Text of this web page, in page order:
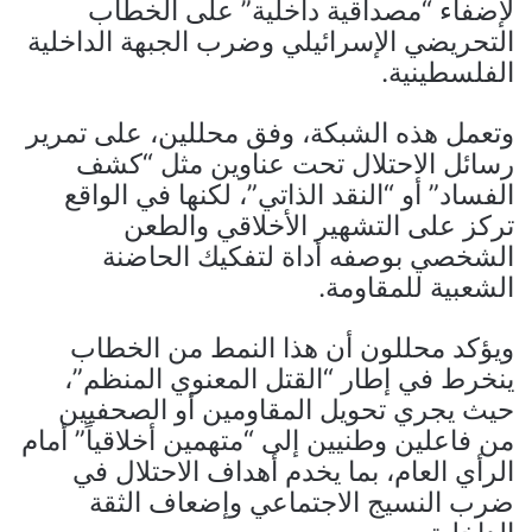
لإضفاء “مصداقية داخلية” على الخطاب
التحريضي الإسرائيلي وضرب الجبهة الداخلية
الفلسطينية.
وتعمل هذه الشبكة، وفق محللين، على تمرير
رسائل الاحتلال تحت عناوين مثل “كشف
الفساد” أو “النقد الذاتي”، لكنها في الواقع
تركز على التشهير الأخلاقي والطعن
الشخصي بوصفه أداة لتفكيك الحاضنة
الشعبية للمقاومة.
ويؤكد محللون أن هذا النمط من الخطاب
ينخرط في إطار “القتل المعنوي المنظم”،
حيث يجري تحويل المقاومين أو الصحفيين
من فاعلين وطنيين إلى “متهمين أخلاقياً” أمام
الرأي العام، بما يخدم أهداف الاحتلال في
ضرب النسيج الاجتماعي وإضعاف الثقة